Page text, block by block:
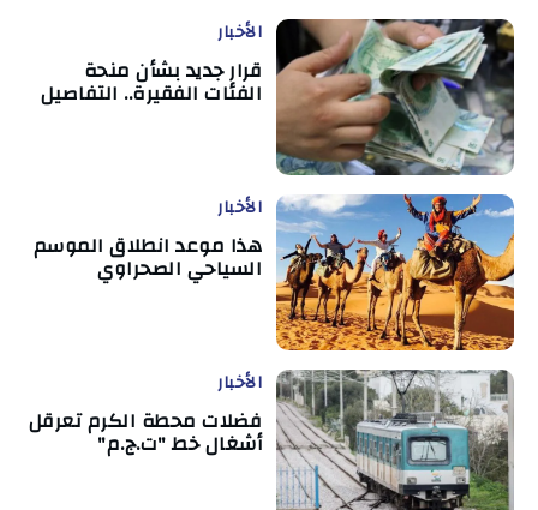
الأخبار
قرار جديد بشأن منحة
الفئات الفقيرة.. التفاصيل
الأخبار
هذا موعد انطلاق الموسم
السياحي الصحراوي
الأخبار
فضلات محطة الكرم تعرقل
أشغال خط "ت.ج.م"